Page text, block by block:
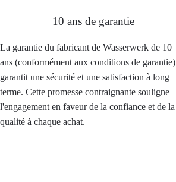
10 ans de garantie
La garantie du fabricant de Wasserwerk de 10
ans (conformément aux conditions de garantie)
garantit une sécurité et une satisfaction à long
terme. Cette promesse contraignante souligne
l'engagement en faveur de la confiance et de la
qualité à chaque achat.